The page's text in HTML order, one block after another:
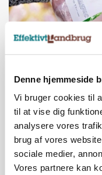
Denne hjemmeside
Vi bruger cookies til
til at vise dig
analysere vores
brug af vores
sociale medier,
Vores partnere kan
Prisgab på 20
presser markedet